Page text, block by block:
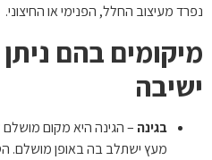
נפרד מעיצוב החלל, הפנימי או החיצוני.
מיקומים בהם
ישיבה
בגינה – הגינה היא מקום
מעץ ישתלב בה באופן מושלם.